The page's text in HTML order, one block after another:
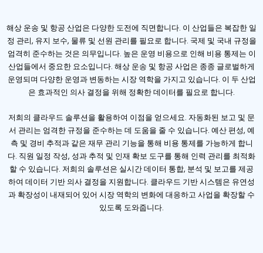
해상 운송 및 항공 산업은 다양한 도전에 직면합니다. 이 산업들은 복잡한 일
정 관리, 유지 보수, 물류 및 선원 관리를 필요로 합니다. 국제 및 국내 규정을
엄격히 준수하는 것은 의무입니다. 높은 운영 비용으로 인해 비용 통제는 이
산업들에서 중요한 요소입니다. 해상 운송 및 항공 사업은 종종 글로벌하게
운영되며 다양한 운영과 변동하는 시장 역학을 가지고 있습니다. 이 두 산업
은 효과적인 의사 결정을 위해 정확한 데이터를 필요로 합니다.
저희의 클라우드 솔루션을 활용하여 이점을 얻으세요. 자동화된 보고 및 문
서 관리는 엄격한 규정을 준수하는 데 도움을 줄 수 있습니다. 예산 편성, 예
측 및 경비 추적과 같은 재무 관리 기능을 통해 비용 통제를 가능하게 합니
다. 직원 일정 작성, 성과 추적 및 인재 확보 도구를 통해 인력 관리를 최적화
할 수 있습니다. 저희의 솔루션은 실시간 데이터 통합, 분석 및 보고를 제공
하여 데이터 기반 의사 결정을 지원합니다. 클라우드 기반 시스템은 유연성
과 확장성이 내재되어 있어 시장 역학의 변화에 대응하고 사업을 확장할 수
있도록 도와줍니다.